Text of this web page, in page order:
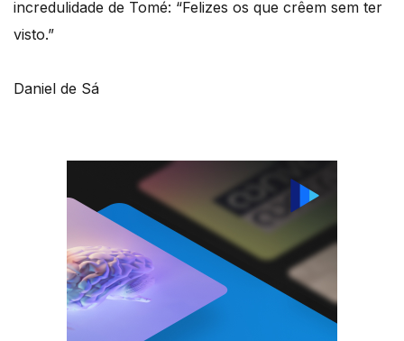
incredulidade de Tomé: “Felizes os que crêem sem ter
visto.”
Daniel de Sá